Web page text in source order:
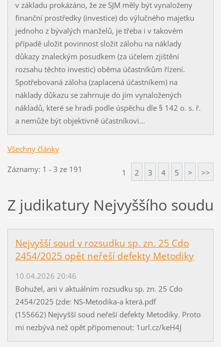
v základu prokázáno, že ze SJM měly být vynaloženy
finanční prostředky (investice) do výlučného majetku
jednoho z bývalých manželů, je třeba i v takovém
případě uložit povinnost složit zálohu na náklady
důkazy znaleckým posudkem (za účelem zjištění
rozsahu těchto investic) oběma účastníkům řízení.
Spotřebovaná záloha (zaplacená účastníkem) na
náklady důkazu se zahrnuje do jím vynaložených
nákladů, které se hradí podle úspěchu dle § 142 o. s. ř.
a nemůže být objektivně účastníkovi...
Všechny články
Záznamy: 1 - 3 ze 191 1 2 3 4 5 > >>
Z judikatury Nejvyššího soudu
Nejvyšší soud v rozsudku sp. zn. 25 Cdo
2454/2025 opět neřeší defekty Metodiky
10.04.2026 20:46
Bohužel, ani v aktuálním rozsudku sp. zn. 25 Cdo
2454/2025 (zde: NS-Metodika-a která.pdf
(155662) Nejvyšší soud neřeší defekty Metodiky. Proto
mi nezbývá než opět připomenout: 1url.cz/keH4J